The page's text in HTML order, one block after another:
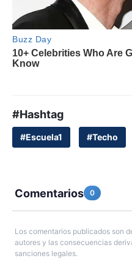
#Hashtag
#Escuela1 #Techo
Comentarios 0
Los comentarios publicados son
autores y las consecuencias
sanciones legales.